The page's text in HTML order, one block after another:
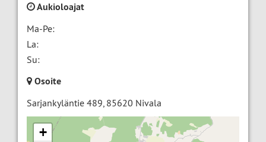
Aukioloajat
Ma-Pe:
La:
Su:
Osoite
Sarjankyläntie 489, 85620 Nivala
+